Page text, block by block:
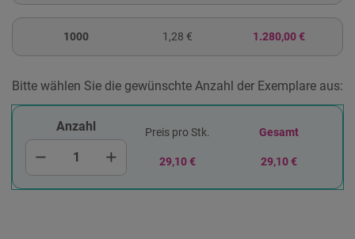
1000 1,28 € 1.280,00 €
Bitte wählen Sie die gewünschte Anzahl der Exemplare aus:
Anzahl
remove add
Preis pro Stk.
29,10 €
Gesamt
29,10 €